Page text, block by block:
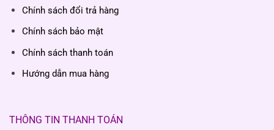
Chính sách đổi trả hàng
Chính sách bảo mật
Chính sách thanh toán
Hướng dẫn mua hàng
THÔNG TIN THANH TOÁN